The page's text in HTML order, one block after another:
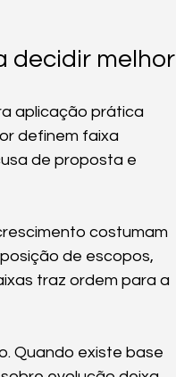
decidir melhor
aplicação prática
definem faixa
de proposta e
costumam
de escopos,
traz ordem para a
Quando existe base